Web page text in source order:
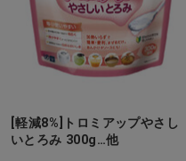
[軽減8%]トロミアップやさし
いとろみ 300g…他